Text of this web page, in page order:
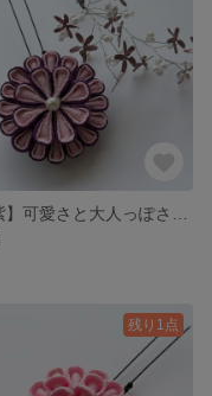
残り1点